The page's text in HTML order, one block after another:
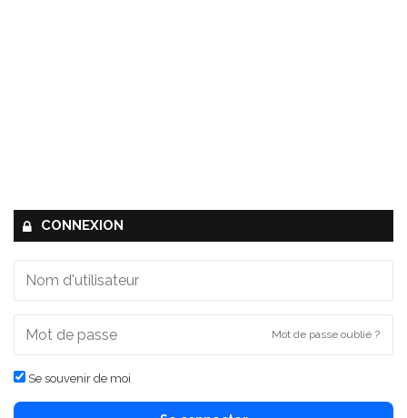
CONNEXION
Mot de passe oublié ?
Se souvenir de moi